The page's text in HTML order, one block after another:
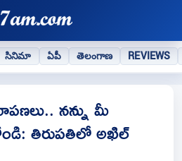
సినిమా ఏపీ తెలంగాణ REVIEWS
నన్ను మీ
తిరుపతిలో అఖిల్